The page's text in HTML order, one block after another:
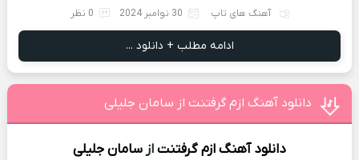
آهنگ های تاپ 30 نوامبر 2024 0 نظر
ادامه مطلب + دانلود ...
دانلود آهنگ ازم گرفتنت از سامان جلیلی
دانلود آهنگازم گرفتنتازسامان جلیلی